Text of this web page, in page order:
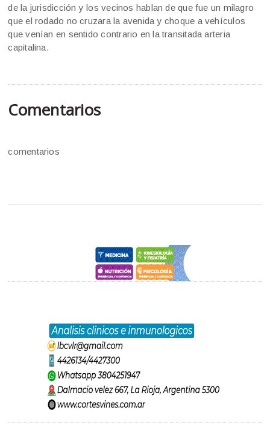
de la jurisdicción y los vecinos hablan de que fue un milagro
que el rodado no cruzara la avenida y choque a vehículos
que venían en sentido contrario en la transitada arteria
capitalina.
Comentarios
comentarios